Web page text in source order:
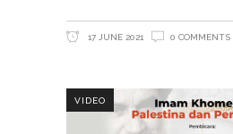
17 JUNE 2021 0 COMMENTS
VIDEO